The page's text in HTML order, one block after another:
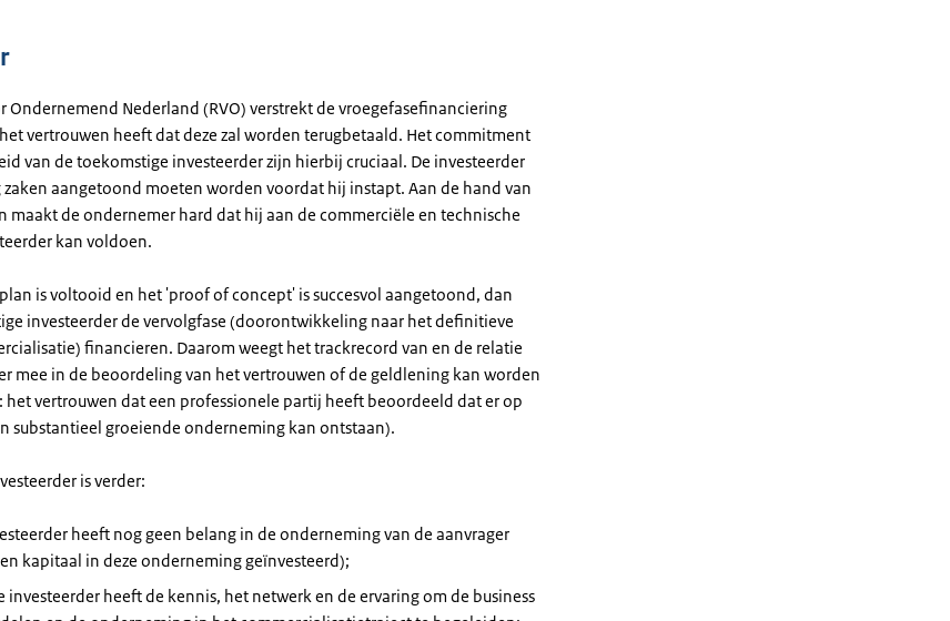
Ondernemend Nederland (RVO) verstrekt de vroegefasefinanciering
vertrouwen heeft dat deze zal worden terugbetaald. Het commitment
van de toekomstige investeerder zijn hierbij cruciaal. De investeerder
aangetoond moeten worden voordat hij instapt. Aan de hand van
maakt de ondernemer hard dat hij aan de commerciële en technische
kan voldoen.
is voltooid en het 'proof of concept' is succesvol aangetoond, dan
investeerder de vervolgfase (doorontwikkeling naar het definitieve
financieren. Daarom weegt het trackrecord van en de relatie
mee in de beoordeling van het vertrouwen of de geldlening kan worden
het vertrouwen dat een professionele partij heeft beoordeeld dat er op
substantieel groeiende onderneming kan ontstaan).
is verder:
heeft nog geen belang in de onderneming van de aanvrager
kapitaal in deze onderneming geïnvesteerd);
investeerder heeft de kennis, het netwerk en de ervaring om de business